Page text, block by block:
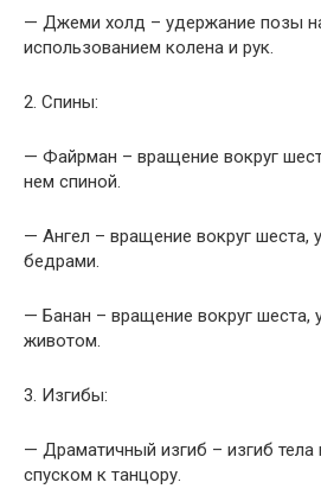
— Джеми холд – удержание позы
использованием колена и рук.
2. Спины:
— Файрман – вращение вокруг
нем спиной.
— Ангел – вращение вокруг шеста,
бедрами.
— Банан – вращение вокруг шеста,
животом.
3. Изгибы:
— Драматичный изгиб – изгиб
спуском к танцору.